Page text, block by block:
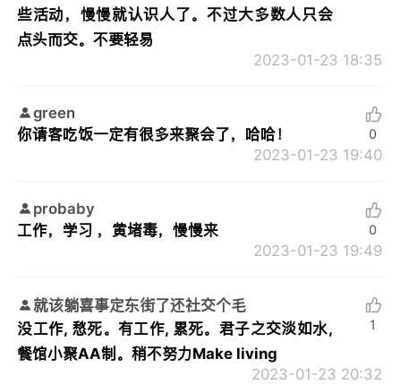
些活动，慢慢就认识人了。不过大多数人只会
点头而交。不要轻易
2023-01-23 18:35
green
你请客吃饭一定有很多来聚会了，哈哈！
2023-01-23 19:40
0
probaby
工作，学习 ，黄堵毒，慢慢来
2023-01-23 19:49
0
就该躺喜事定东街了还社交个毛
没工作, 愁死。有工作, 累死。君子之交淡如水,
餐馆小聚AA制。稍不努力Make living
2023-01-23 20:32
1